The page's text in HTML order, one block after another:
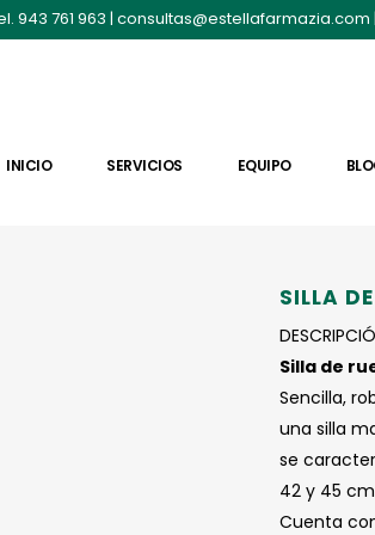
943 761 963 | consultas@estellafarmazia.com
INICIO SERVICIOS EQUIPO
SILLA
Silla de
Sencilla,
una silla
se
42 y 45
Cuenta